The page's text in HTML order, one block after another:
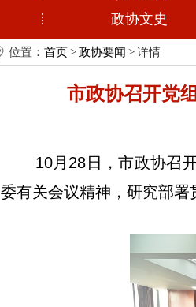
政协文史
位置： 首页>政协要闻 >详情
市政协召开党
10月28日，市政协召
委有关会议精神，研究部